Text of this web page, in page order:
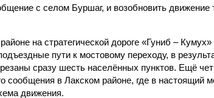
с селом Буршаг, и возобновить
на стратегической дороге «Гуниб –
пути к мостовому переходу, в
сразу шесть населённых пунктов. Ещё
сообщения в Лакском районе, где в настоящий
движения.